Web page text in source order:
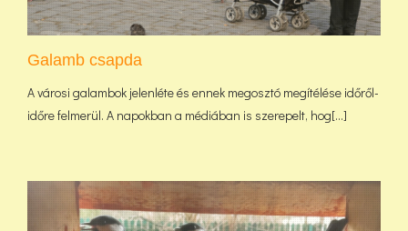
Galamb csapda
A városi galambok jelenléte és ennek megosztó megítélése időről-
időre felmerül. A napokban a médiában is szerepelt, hog[...]